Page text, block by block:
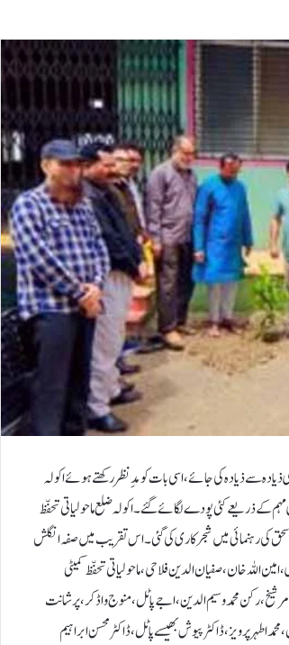
سے ذیادہ کی جائے، اسی بات کو مدِنظر رکھتے ہوئے اکولہ
کے ذریعے کئی پودے لگائے گئے ۔اکولہ ضلع ماحولیاتی تحفّظ
کی رہنمائی میں شجرکاری کی گئی۔اس تقریب میں صفہ انگلش
خان،صفیان الدین فلاحی، ماحولیاتی تحفّظ کمیٹی
شیخ،رکن محمد وسیم الدین،اجے پاٹل،منوج واڈکر،پرشانت
اطہر پرویز،ڈاکٹر پیوش بھیسے پاٹل،ڈاکٹر محسن ابراہیم